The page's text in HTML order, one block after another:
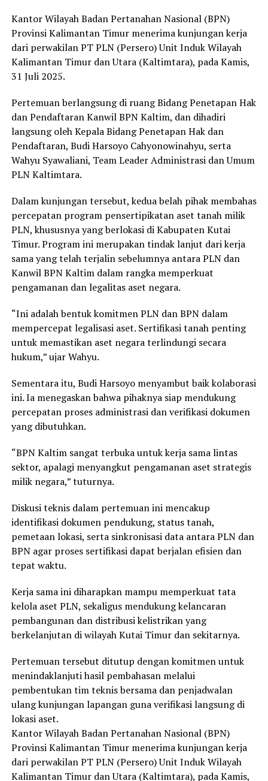
Kantor Wilayah Badan Pertanahan Nasional (BPN)
Provinsi Kalimantan Timur menerima kunjungan kerja
dari perwakilan PT PLN (Persero) Unit Induk Wilayah
Kalimantan Timur dan Utara (Kaltimtara), pada Kamis,
31 Juli 2025.
Pertemuan berlangsung di ruang Bidang Penetapan Hak
dan Pendaftaran Kanwil BPN Kaltim, dan dihadiri
langsung oleh Kepala Bidang Penetapan Hak dan
Pendaftaran, Budi Harsoyo Cahyonowinahyu, serta
Wahyu Syawaliani, Team Leader Administrasi dan Umum
PLN Kaltimtara.
Dalam kunjungan tersebut, kedua belah pihak membahas
percepatan program pensertipikatan aset tanah milik
PLN, khususnya yang berlokasi di Kabupaten Kutai
Timur. Program ini merupakan tindak lanjut dari kerja
sama yang telah terjalin sebelumnya antara PLN dan
Kanwil BPN Kaltim dalam rangka memperkuat
pengamanan dan legalitas aset negara.
“Ini adalah bentuk komitmen PLN dan BPN dalam
mempercepat legalisasi aset. Sertifikasi tanah penting
untuk memastikan aset negara terlindungi secara
hukum,” ujar Wahyu.
Sementara itu, Budi Harsoyo menyambut baik kolaborasi
ini. Ia menegaskan bahwa pihaknya siap mendukung
percepatan proses administrasi dan verifikasi dokumen
yang dibutuhkan.
“BPN Kaltim sangat terbuka untuk kerja sama lintas
sektor, apalagi menyangkut pengamanan aset strategis
milik negara,” tuturnya.
Diskusi teknis dalam pertemuan ini mencakup
identifikasi dokumen pendukung, status tanah,
pemetaan lokasi, serta sinkronisasi data antara PLN dan
BPN agar proses sertifikasi dapat berjalan efisien dan
tepat waktu.
Kerja sama ini diharapkan mampu memperkuat tata
kelola aset PLN, sekaligus mendukung kelancaran
pembangunan dan distribusi kelistrikan yang
berkelanjutan di wilayah Kutai Timur dan sekitarnya.
Pertemuan tersebut ditutup dengan komitmen untuk
menindaklanjuti hasil pembahasan melalui
pembentukan tim teknis bersama dan penjadwalan
ulang kunjungan lapangan guna verifikasi langsung di
lokasi aset.
Kantor Wilayah Badan Pertanahan Nasional (BPN)
Provinsi Kalimantan Timur menerima kunjungan kerja
dari perwakilan PT PLN (Persero) Unit Induk Wilayah
Kalimantan Timur dan Utara (Kaltimtara), pada Kamis,